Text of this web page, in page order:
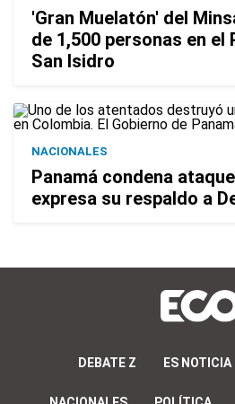
'Gran Muelatón' del
de 1,500 personas en
San Isidro
NACIONALES
Panamá condena
expresa su respaldo a
DEBATE Z ES NOTICIA